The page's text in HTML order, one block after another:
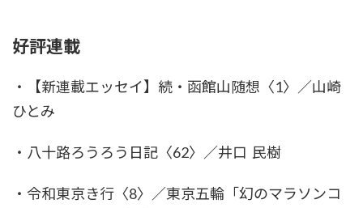
好評連載
・【新連載エッセイ】続・函館山随想〈1〉／山崎
ひとみ
・八十路ろうろう日記〈62〉／井口 民樹
・令和東京き行〈8〉／東京五輪「幻のマラソンコ